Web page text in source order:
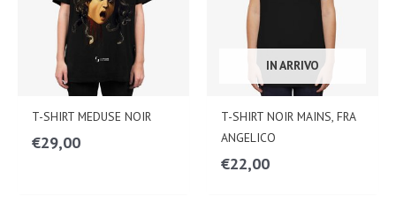
T-SHIRT MEDUSE NOIR
€29,00
IN ARRIVO
T-SHIRT NOIR MAINS, FRA
ANGELICO
€22,00